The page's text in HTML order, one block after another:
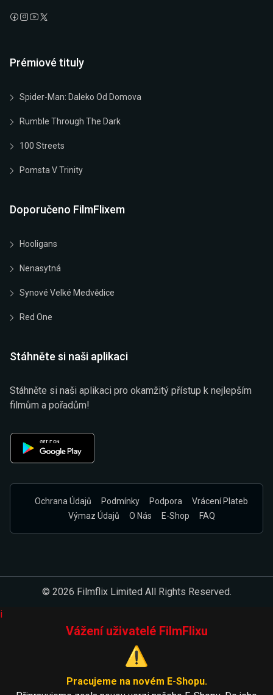
Prémiové tituly
Spider-Man: Daleko Od Domova
Rumble Through The Dark
100 Streets
Pomsta V Trinity
Doporučeno FilmFlixem
Hooligans
Nenasytná
Synové Velké Medvědice
Red One
Stáhněte si naši aplikaci
Stáhněte si naši aplikaci pro okamžitý přístup k nejlepším
filmům a pořadům!
Ochrana Údajů Podmínky Podpora
Vrácení Plateb
Výmaz Údajů
O Nás E-Shop FAQ
© 2026 Filmflix Limited All Rights Reserved.
i
Vážení uživatelé FilmFlixu
⚠️
Pracujeme na novém E-Shopu.